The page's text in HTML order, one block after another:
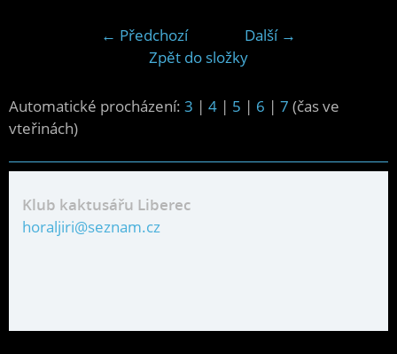
← Předchozí
Další →
Zpět do složky
Automatické procházení: 3 | 4 | 5 | 6 | 7 (čas ve
vteřinách)
Klub kaktusářu Liberec
horaljiri@seznam.cz